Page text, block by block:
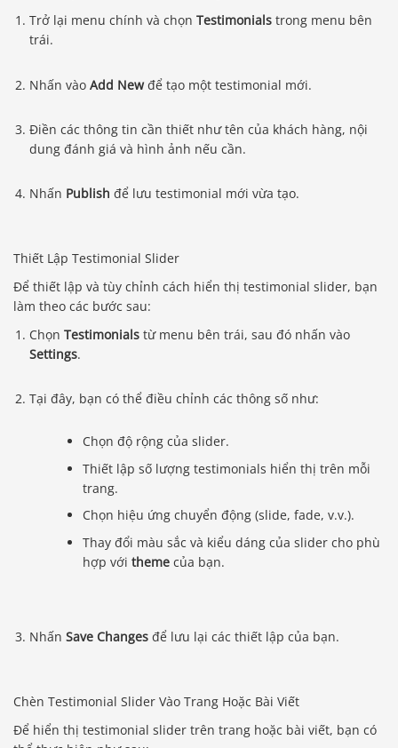
Trở lại menu chính và chọnTestimonials trong menu bên
trái.
Nhấn vàoAdd Newđể tạo một testimonial mới.
Điền các thông tin cần thiết như tên của khách hàng, nội
dung đánh giá và hình ảnh nếu cần.
Nhấn Publish để lưu testimonial mới vừa tạo.
Thiết Lập Testimonial Slider
Để thiết lập và tùy chỉnh cách hiển thị testimonial slider, bạn
làm theo các bước sau:
ChọnTestimonials từ menu bên trái, sau đó nhấn vào
Settings.
Tại đây, bạn có thể điều chỉnh các thông số như:
Chọn độ rộng của slider.
Thiết lập số lượng testimonials hiển thị trên mỗi
trang.
Chọn hiệu ứng chuyển động (slide, fade, v.v.).
Thay đổi màu sắc và kiểu dáng của slider cho phù
hợp vớitheme của bạn.
NhấnSave Changes để lưu lại các thiết lập của bạn.
Chèn Testimonial Slider Vào Trang Hoặc Bài Viết
Để hiển thị testimonial slider trên trang hoặc bài viết, bạn có